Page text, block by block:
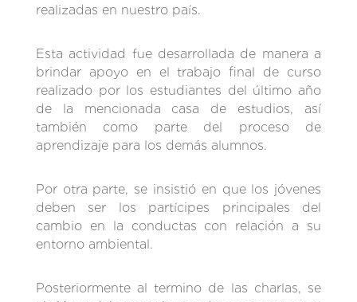
realizadas en nuestro país.
Esta actividad fue desarrollada de manera a
brindar apoyo en el trabajo final de curso
realizado por los estudiantes del último año
de la mencionada casa de estudios, así
también como parte del proceso de
aprendizaje para los demás alumnos.
Por otra parte, se insistió en que los jóvenes
deben ser los partícipes principales del
cambio en la conductas con relación a su
entorno ambiental.
Posteriormente al termino de las charlas, se